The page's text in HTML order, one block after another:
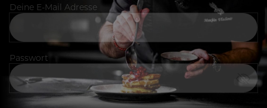
Deine E-Mail Adresse
Passwort